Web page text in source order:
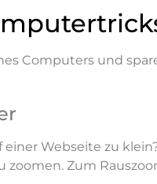
Computers und
einer Webseite zu
zoomen. Zum